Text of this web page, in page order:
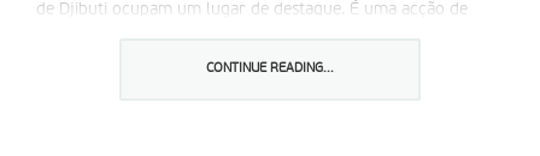
de Djibuti ocupam um lugar de destaque. É uma acção de
Duarte. Temos a preocupação de divulgar os nossos livros e a
CONTINUE READING...